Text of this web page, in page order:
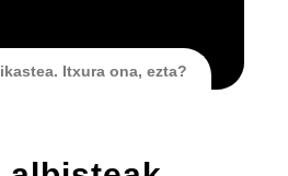
Itxura ona, ezta?